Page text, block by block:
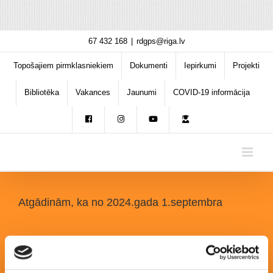
content
67 432 168 rdgps@riga.lv
Topošajiem pirmklasniekiem Dokumenti Iepirkumi Projekti
Bibliotēka Vakances Jaunumi COVID-19 informācija
Atgādinām, ka no 2024.gada 1.septembra
mainās atbalsts izglītojamo ēdināšanai Rīgā